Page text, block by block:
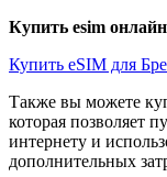
Купить esim
Купить eSIM для
Также вы можете
которая позволяет
интернету и
дополнительных